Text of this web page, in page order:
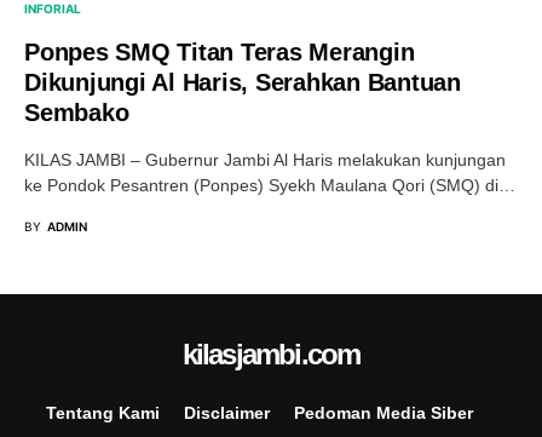
INFORIAL
Ponpes SMQ Titan Teras Merangin
Dikunjungi Al Haris, Serahkan Bantuan
Sembako
KILAS JAMBI – Gubernur Jambi Al Haris melakukan kunjungan
ke Pondok Pesantren (Ponpes) Syekh Maulana Qori (SMQ) di…
BY ADMIN
kilasjambi.com
Tentang Kami Disclaimer Pedoman Media Siber